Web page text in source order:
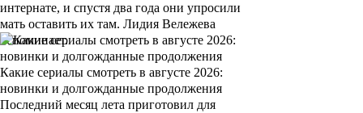
интернате, и спустя два года они упросили
мать оставить их там. Лидия Вележева
вспоминает.
Какие сериалы смотреть в августе 2026:
новинки и долгожданные продолжения
Последний месяц лета приготовил для